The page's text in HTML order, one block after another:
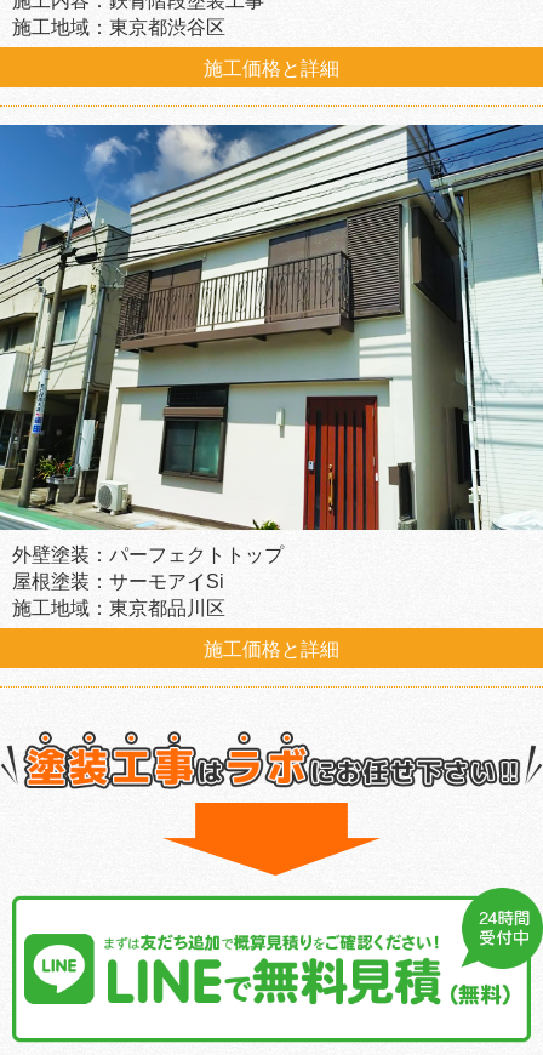
施工地域：東京都渋谷区
施工価格と詳細
外壁塗装：パーフェクトトップ
屋根塗装：サーモアイSi
施工地域：東京都品川区
施工価格と詳細